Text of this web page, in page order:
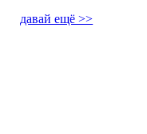
давай ещё >>